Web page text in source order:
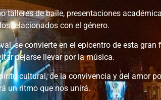
de baile, presentaciones
relacionados con el género.
se convierte en el epicentro de esta
dejarse llevar por la música.
cultural, de la convivencia y del amor
un ritmo que nos unirá.